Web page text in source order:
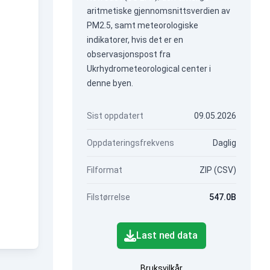
aritmetiske gjennomsnittsverdien av
PM2.5, samt meteorologiske
indikatorer, hvis det er en
observasjonspost fra
Ukrhydrometeorological center i
denne byen.
Sist oppdatert 09.05.2026
Oppdateringsfrekvens Daglig
Filformat ZIP (CSV)
Filstørrelse 547.0B
Last ned data